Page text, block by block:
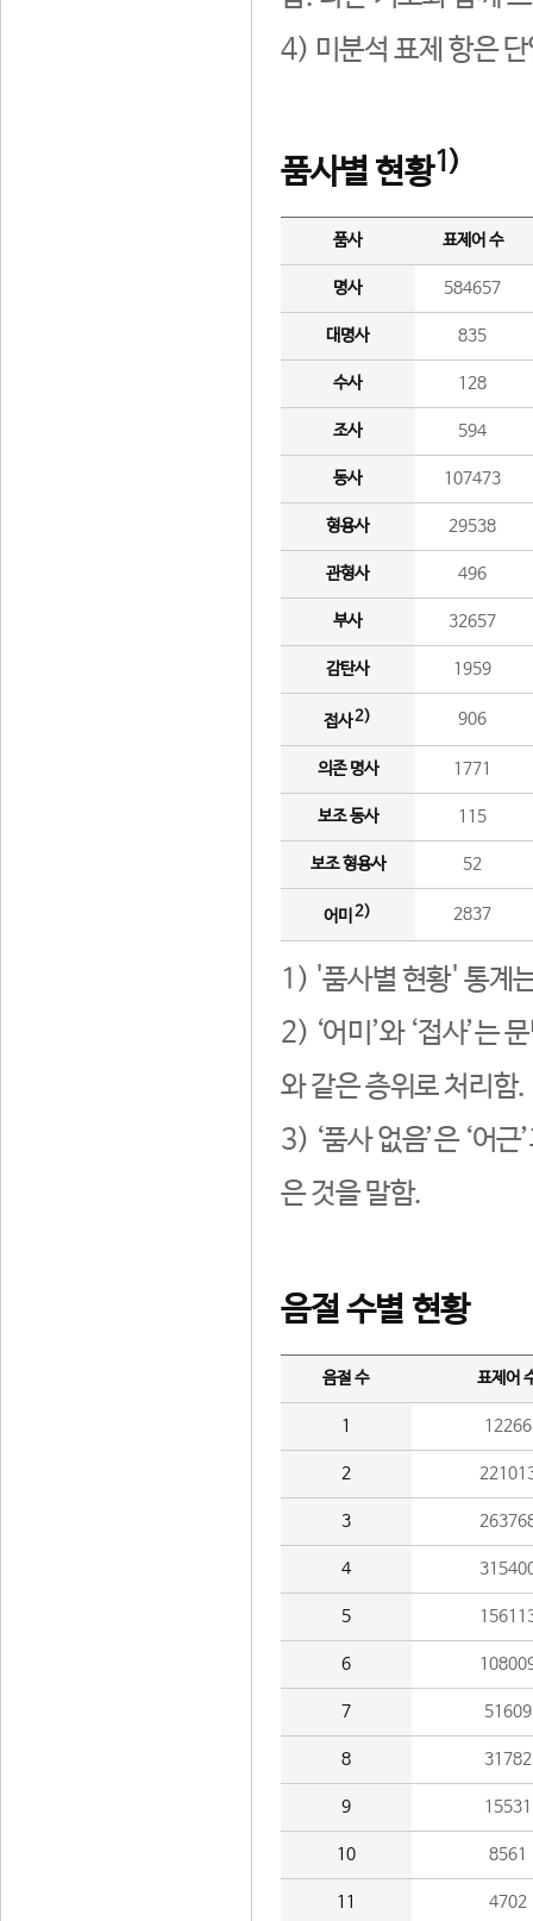
4) 미분석 표제 항은
품사별 현황1)
품사 표제어 수
명사 584657
대명사 835
수사 128
조사 594
동사 107473
형용사 29538
관형사 496
부사 32657
감탄사 1959
접사2) 906
의존 명사 1771
보조 동사 115
보조 형용사 52
어미 2) 2837
1) '품사별 현황' 통계
2) ‘어미’와 ‘접사’는
와 같은 층위로 처리함.
3) ‘품사 없음’은 ‘어
은 것을 말함.
음절 수별 현황
음절 수 표제어
1 12266
2
3
4
5
6
7 51609
8 31782
9 15531
10 8561
11 4702